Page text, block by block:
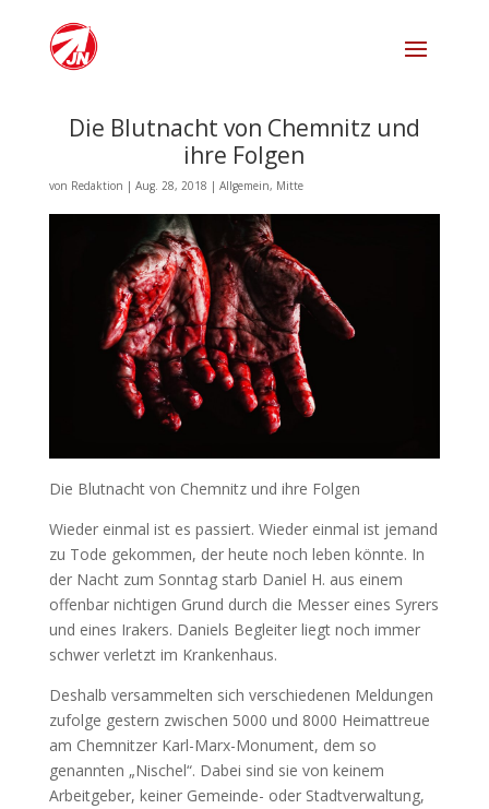
Die Blutnacht von Chemnitz und
ihre Folgen
von Redaktion | Aug. 28, 2018 | Allgemein, Mitte
Die Blutnacht von Chemnitz und ihre Folgen
Wieder einmal ist es passiert. Wieder einmal ist jemand
zu Tode gekommen, der heute noch leben könnte. In
der Nacht zum Sonntag starb Daniel H. aus einem
offenbar nichtigen Grund durch die Messer eines Syrers
und eines Irakers. Daniels Begleiter liegt noch immer
schwer verletzt im Krankenhaus.
Deshalb versammelten sich verschiedenen Meldungen
zufolge gestern zwischen 5000 und 8000 Heimattreue
am Chemnitzer Karl-Marx-Monument, dem so
genannten „Nischel“. Dabei sind sie von keinem
Arbeitgeber, keiner Gemeinde- oder Stadtverwaltung,